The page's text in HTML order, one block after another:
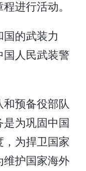
进行活动。
的武装力
人民武装警
预备役部队
为巩固中国
为捍卫国家
护国家海外